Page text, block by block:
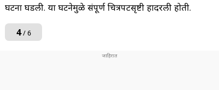
घटना घडली. या घटनेमुळे संपूर्ण चित्रपटसृष्टी हादरली होती.
4/ 6